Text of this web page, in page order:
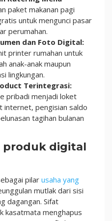
paket makanan pagi
untuk mengunci pasar
perumahan.
dan Foto Digital:
printer rumahan untuk
anak-anak maupun
lingkungan.
Terintegrasi:
pribadi menjadi loket
internet, pengisian saldo
tagihan bulanan
produk digital
pilar usaha yang
mutlak dari sisi
dagangan. Sifat
kasatmata menghapus